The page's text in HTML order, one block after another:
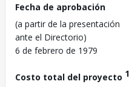
Fecha de aprobación
(a partir de la presentación
ante el Directorio)
6 de febrero de 1979
Costo total del proyecto 1